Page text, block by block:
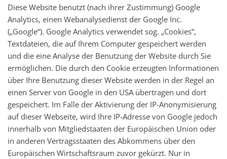
Diese Website benutzt (nach ihrer Zustimmung) Google
Analytics, einen Webanalysedienst der Google Inc.
(„Google“). Google Analytics verwendet sog. „Cookies“,
Textdateien, die auf Ihrem Computer gespeichert werden
und die eine Analyse der Benutzung der Website durch Sie
ermöglichen. Die durch den Cookie erzeugten Informationen
über Ihre Benutzung dieser Website werden in der Regel an
einen Server von Google in den USA übertragen und dort
gespeichert. Im Falle der Aktivierung der IP-Anonymisierung
auf dieser Webseite, wird Ihre IP-Adresse von Google jedoch
innerhalb von Mitgliedstaaten der Europäischen Union oder
in anderen Vertragsstaaten des Abkommens über den
Europäischen Wirtschaftsraum zuvor gekürzt. Nur in